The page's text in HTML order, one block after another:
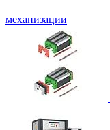
механизации